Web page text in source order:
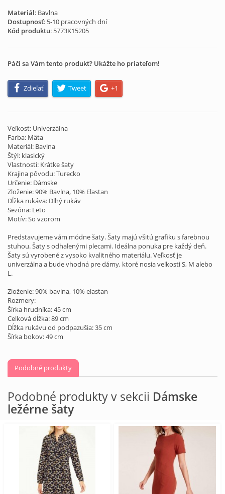
Materiál: Bavlna
Dostupnosť: 5-10 pracovných dní
Kód produktu: 5773K15205
Páči sa Vám tento produkt? Ukážte ho priateľom!
Zdieľať Tweet +1
Veľkosť: Univerzálna
Farba: Mäta
Materiál: Bavlna
Štýl: klasický
Vlastnosti: Krátke šaty
Krajina pôvodu: Turecko
Určenie: Dámske
Zloženie: 90% Bavlna, 10% Elastan
Dĺžka rukáva: Dlhý rukáv
Sezóna: Leto
Motív: So vzorom
Predstavujeme vám módne šaty. Šaty majú všitú grafiku s farebnou
stuhou. Šaty s odhalenými plecami. Ideálna ponuka pre každý deň.
Šaty sú vyrobené z vysoko kvalitného materiálu. Veľkosť je
univerzálna a bude vhodná pre dámy, ktoré nosia veľkosti S, M alebo
L.
Zloženie: 90% bavlna, 10% elastan
Rozmery:
Šírka hrudníka: 45 cm
Celková dĺžka: 89 cm
Dĺžka rukávu od podpazušia: 35 cm
Šírka bokov: 49 cm
Podobné produkty
Podobné produkty v sekcii Dámske
ležérne šaty